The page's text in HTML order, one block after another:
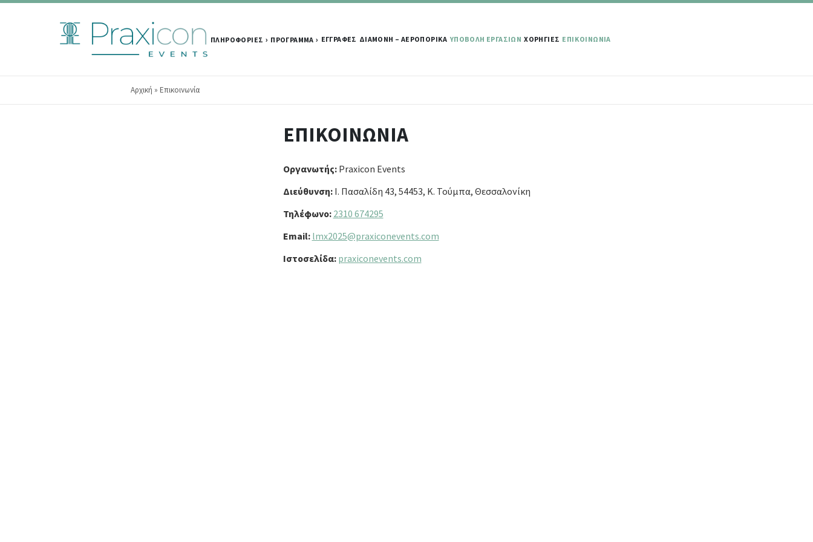
ΠΛΗΡΟΦΟΡΙΕΣ ΠΡΟΓΡΑΜΜΑ ΕΓΓΡΑΦΕΣ ΔΙΑΜΟΝΗ – ΑΕΡΟΠΟΡΙΚΑ ΥΠΟΒΟΛΗ ΕΡΓΑΣΙΩΝ ΧΟΡΗΓΙΕΣ ΕΠΙΚΟΙΝΩΝΙΑ
Αρχική » Επικοινωνία
ΕΠΙΚΟΙΝΩΝΙΑ
Οργανωτής:Praxicon Events
Διεύθυνση:Ι. Πασαλίδη 43, 54453, Κ. Τούμπα, Θεσσαλονίκη
Τηλέφωνο: 2310 674295
Email: lmx2025@praxiconevents.com
Ιστοσελίδα: praxiconevents.com